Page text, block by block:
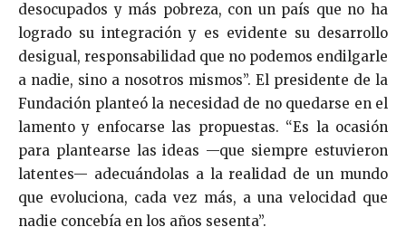
desocupados y más pobreza, con un país que no ha
logrado su integración y es evidente su desarrollo
desigual, responsabilidad que no podemos endilgarle
a nadie, sino a nosotros mismos”. El presidente de la
Fundación planteó la necesidad de no quedarse en el
lamento y enfocarse las propuestas. “Es la ocasión
para plantearse las ideas —que siempre estuvieron
latentes— adecuándolas a la realidad de un mundo
que evoluciona, cada vez más, a una velocidad que
nadie concebía en los años sesenta”.